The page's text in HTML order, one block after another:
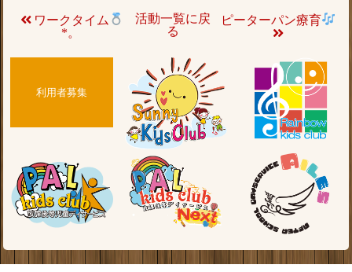
ワークタイム
*。
活動一覧に戻
る
ピーターパン療育
利用者募集